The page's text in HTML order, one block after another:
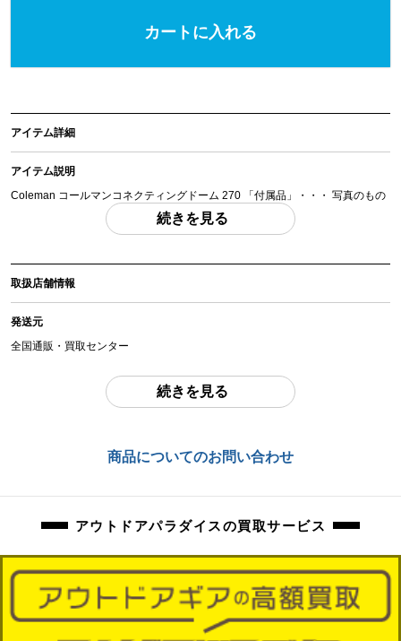
カートに入れる
アイテム詳細
アイテム説明
Coleman コールマンコネクティングドーム 270 「付属品」・・・ 写真のもの
がすべてになります。
(撮影、運搬備品は除く)
アイテム状態
中古：E（要メンテナンス、オーバーホール推奨、現状お渡し品）
傷、汚れ等劣化が見受けられます。
広げての詳細未確認、設営しての状態未確認のお品物になります。
付属品は写真のものが全てです。
現状品になりますので、記載にない欠品、ダメージがあった場合も保証対象外
orb-2605150814-od-081570132
続きを見る
取扱店舗情報
発送元
全国通販・買取センター
東京都江戸川区中葛西6-10-15 2F
続きを見る
商品についてのお問い合わせ
アウトドアパラダイスの買取サービス